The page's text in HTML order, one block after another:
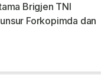
Brigjen TNI
Forkopimda dan